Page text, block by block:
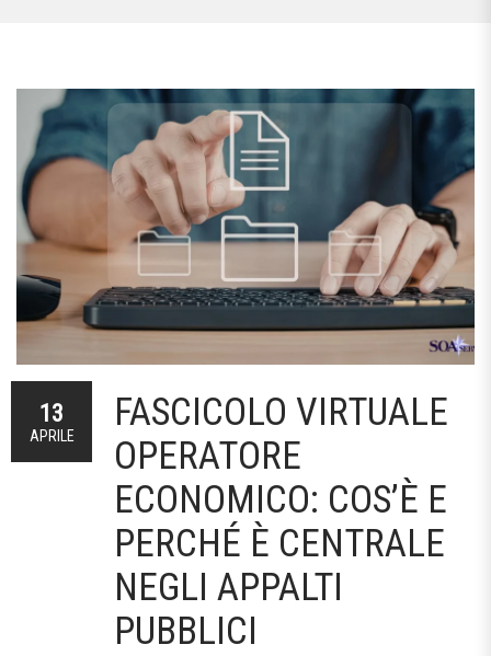
FASCICOLO VIRTUALE
OPERATORE
ECONOMICO: COS’È E
PERCHÉ È CENTRALE
NEGLI APPALTI
PUBBLICI
13
APRILE